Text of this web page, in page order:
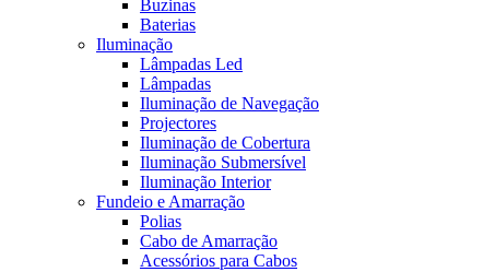
Buzinas
Baterias
Iluminação
Lâmpadas Led
Lâmpadas
Iluminação de Navegação
Projectores
Iluminação de Cobertura
Iluminação Submersível
Iluminação Interior
Fundeio e Amarração
Polias
Cabo de Amarração
Acessórios para Cabos